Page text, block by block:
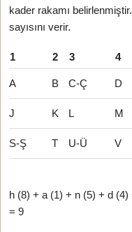
kader rakamı
sayısını verir.
1 2 3 4
A B C-Ç D
J K L M
S-Ş T U-Ü V
h (8) + a (1) + n (5) + d
= 9